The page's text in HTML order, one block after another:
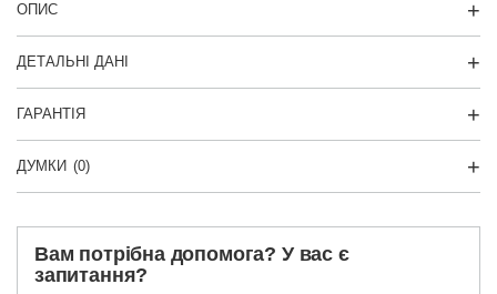
ОПИС
ДЕТАЛЬНІ ДАНІ
ГАРАНТІЯ
ДУМКИ (0)
Вам потрібна допомога? У вас є
запитання?